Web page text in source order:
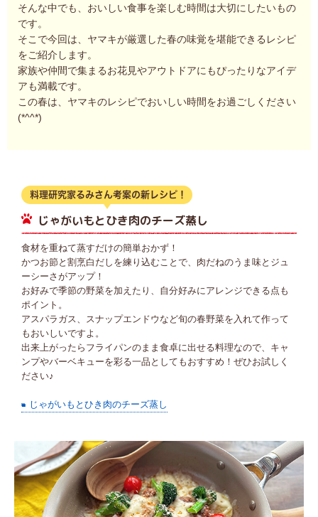
そんな中でも、おいしい食事を楽しむ時間は大切にしたいもの
です。
そこで今回は、ヤマキが厳選した春の味覚を堪能できるレシピ
をご紹介します。
家族や仲間で集まるお花見やアウトドアにもぴったりなアイデ
アも満載です。
この春は、ヤマキのレシピでおいしい時間をお過ごしください
(*^^*)
じゃがいもとひき肉のチーズ蒸し
食材を重ねて蒸すだけの簡単おかず！
かつお節と割烹白だしを練り込むことで、肉だねのうま味とジュ
ーシーさがアップ！
お好みで季節の野菜を加えたり、自分好みにアレンジできる点も
ポイント。
アスパラガス、スナップエンドウなど旬の春野菜を入れて作って
もおいしいですよ。
出来上がったらフライパンのまま食卓に出せる料理なので、キャ
ンプやバーベキューを彩る一品としてもおすすめ！ぜひお試しく
ださい♪
じゃがいもとひき肉のチーズ蒸し